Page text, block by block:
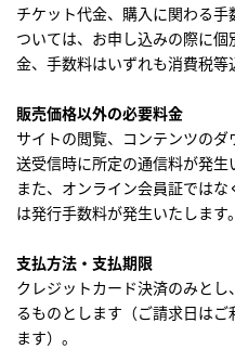
チケット代金、購入に関わる
ついては、お申し込みの際に
金、手数料はいずれも消費税等
販売価格以外の必要料金
サイトの閲覧、コンテンツの
送受信時に所定の通信料が発生
また、オンライン会員証では
は発行手数料が発生いたします。
支払方法・支払期限
クレジットカード決済のみと
るものとします（ご請求日は
ます）。